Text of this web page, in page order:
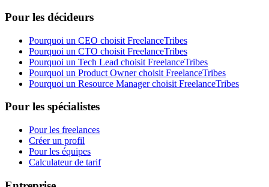
Pour les décideurs
Pourquoi un CEO choisit FreelanceTribes
Pourquoi un CTO choisit FreelanceTribes
Pourquoi un Tech Lead choisit FreelanceTribes
Pourquoi un Product Owner choisit FreelanceTribes
Pourquoi un Resource Manager choisit FreelanceTribes
Pour les spécialistes
Pour les freelances
Créer un profil
Pour les équipes
Calculateur de tarif